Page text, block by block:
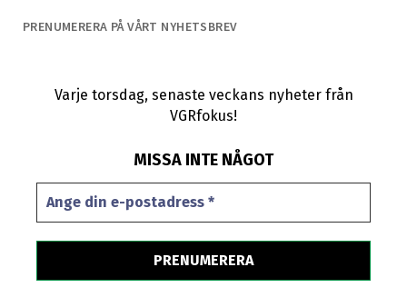
PRENUMERERA PÅ VÅRT NYHETSBREV
Varje torsdag, senaste veckans nyheter från
VGRfokus!
MISSA INTE NÅGOT